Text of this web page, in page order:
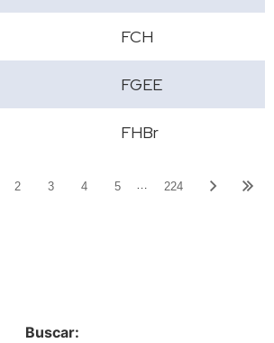
FCH
FGEE
FHBr
2 3 4 5 224
Buscar: